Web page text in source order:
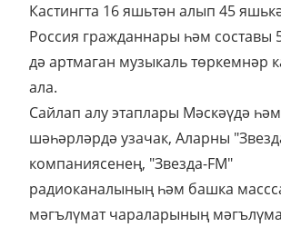
Кастингта 16 яшьтән алып 45
Россия гражданнары һәм составы
дә артмаган музыкаль төркемнәр
ала.
Сайлап алу этаплары Мәскәүдә
шәһәрләрдә узачак, Аларны
компаниясенең, "Звезда-FM"
радиоканалының һәм башка
мәгълүмат чараларының